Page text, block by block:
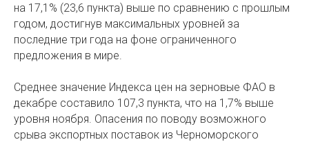
на 17,1% (23,6 пункта) выше по сравнению с прошлым
годом, достигнув максимальных уровней за
последние три года на фоне ограниченного
предложения в мире.
Среднее значение Индекса цен на зерновые ФАО в
декабре составило 107,3 пункта, что на 1,7% выше
уровня ноября. Опасения по поводу возможного
срыва экспортных поставок из Черноморского